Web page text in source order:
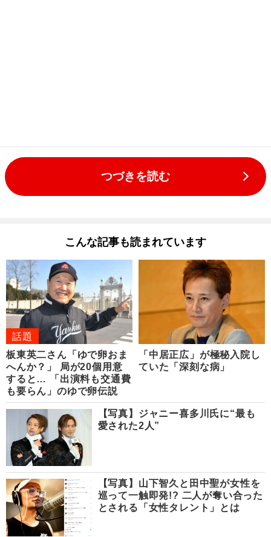
つづきを読む
こんな記事も読まれています
話題
板東英二さん「ゆで卵おま
へんか？」 局が20個用意
すると… 「出演料も交通費
も要らん」のゆで卵伝説
「中居正広」が極秘入院し
ていた「深刻な病」
【写真】ジャニー喜多川氏に“最も
愛された2人”
【写真】山下智久と田中聖が女性を
巡って一触即発!? 二人が奪い合った
とされる「女性タレント」とは